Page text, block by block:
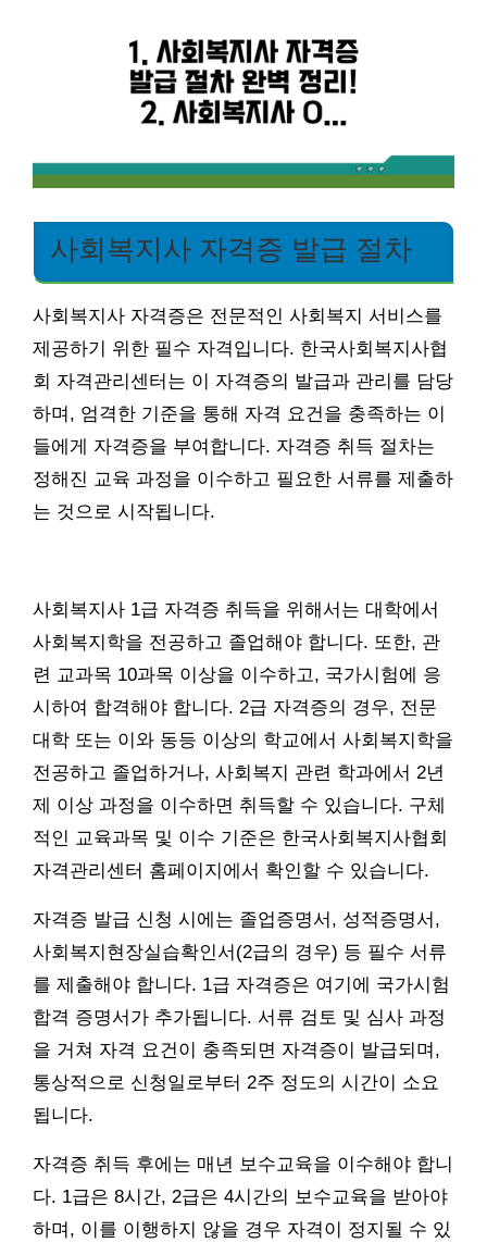
사회복지사 자격증 발급 절차
사회복지사 자격증은 전문적인 사회복지 서비스를
제공하기 위한 필수 자격입니다. 한국사회복지사협
회 자격관리센터는 이 자격증의 발급과 관리를 담당
하며, 엄격한 기준을 통해 자격 요건을 충족하는 이
들에게 자격증을 부여합니다. 자격증 취득 절차는
정해진 교육 과정을 이수하고 필요한 서류를 제출하
는 것으로 시작됩니다.
사회복지사 1급 자격증 취득을 위해서는 대학에서
사회복지학을 전공하고 졸업해야 합니다. 또한, 관
련 교과목 10과목 이상을 이수하고, 국가시험에 응
시하여 합격해야 합니다. 2급 자격증의 경우, 전문
대학 또는 이와 동등 이상의 학교에서 사회복지학을
전공하고 졸업하거나, 사회복지 관련 학과에서 2년
제 이상 과정을 이수하면 취득할 수 있습니다. 구체
적인 교육과목 및 이수 기준은 한국사회복지사협회
자격관리센터 홈페이지에서 확인할 수 있습니다.
자격증 발급 신청 시에는 졸업증명서, 성적증명서,
사회복지현장실습확인서(2급의 경우) 등 필수 서류
를 제출해야 합니다. 1급 자격증은 여기에 국가시험
합격 증명서가 추가됩니다. 서류 검토 및 심사 과정
을 거쳐 자격 요건이 충족되면 자격증이 발급되며,
통상적으로 신청일로부터 2주 정도의 시간이 소요
됩니다.
자격증 취득 후에는 매년 보수교육을 이수해야 합니
다. 1급은 8시간, 2급은 4시간의 보수교육을 받아야
하며, 이를 이행하지 않을 경우 자격이 정지될 수 있